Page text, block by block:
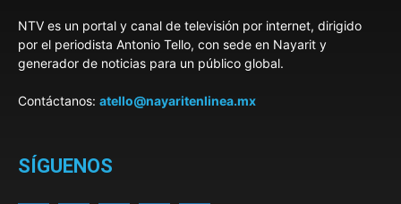
NTV es un portal y canal de televisión por internet, dirigido
por el periodista Antonio Tello, con sede en Nayarit y
generador de noticias para un público global.
Contáctanos: atello@nayaritenlinea.mx
SÍGUENOS